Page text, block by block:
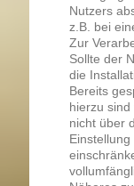
Nutzers
z.B. bei
Zur
Sollte der
die
Bereits
hierzu
nicht über